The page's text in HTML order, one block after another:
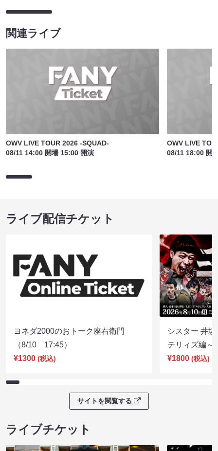
関連ライブ
OWV LIVE TOUR 2026 -SQUAD-
08/11 14:00 開場 15:00 開演
OWV LIVE
08/11 18:00 開
ライブ配信チケット
ヨネダ2000のおトーク座右衛門
（8/10 17:45）
¥1300 (税込)
シスター 井
テリィズ編
¥1800 (税込)
サイトを閲覧する
ライブチケット